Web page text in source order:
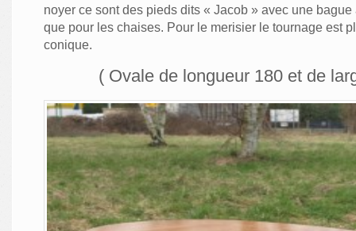
noyer ce sont des pieds dits « Jacob » avec une
que pour les chaises. Pour le merisier le tournage est
conique.
( Ovale de longueur 180 et de